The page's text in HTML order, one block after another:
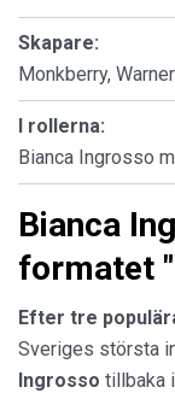
Skapare:
Monkberry,
I rollerna:
Bianca Ingrosso
Bianca
formatet
Efter tre
Sveriges största
Ingrosso tillbaka